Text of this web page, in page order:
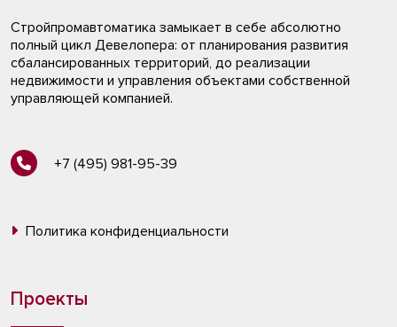
Стройпромавтоматика замыкает в себе абсолютно
полный цикл Девелопера: от планирования развития
сбалансированных территорий, до реализации
недвижимости и управления объектами собственной
управляющей компанией.
+7 (495) 981-95-39
Политика конфиденциальности
Проекты